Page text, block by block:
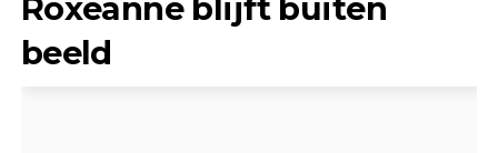
Roxeanne blijft buiten
beeld